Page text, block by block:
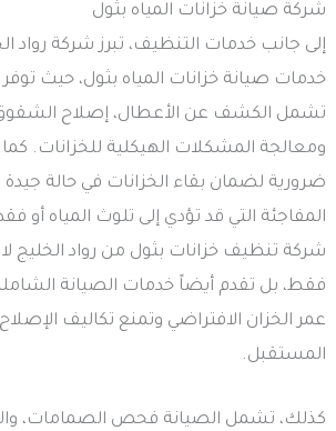
شركة صيانة خزانات المياه بثول
إلى جانب خدمات التنظيف، تبرز شركة رواد
خدمات صيانة خزانات المياه بثول، حيث توفر
تشمل الكشف عن الأعطال، إصلاح الشقوق
ومعالجة المشكلات الهيكلية للخزانات. كما
ضرورية لضمان بقاء الخزانات في حالة جيدة
المفاجئة التي قد تؤدي إلى تلوث المياه أو
شركة تنظيف خزانات بثول من رواد الخليج
فقط، بل تقدم أيضاً خدمات الصيانة
عمر الخزان الافتراضي وتمنع تكاليف
المستقبل.
كذلك، تشمل الصيانة فحص الصمامات،